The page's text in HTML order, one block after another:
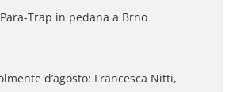
Trap in pedana a Brno
d’agosto: Francesca Nitti,